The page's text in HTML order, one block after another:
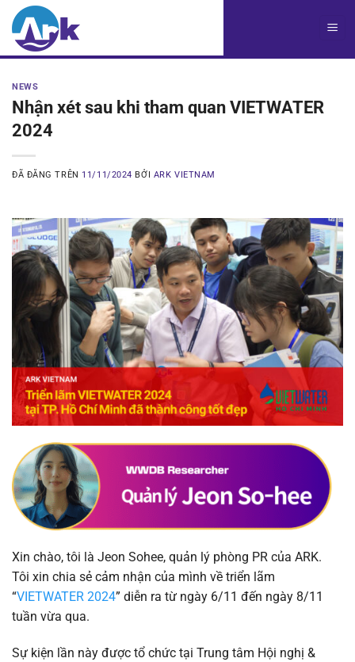
Chuyển
đến
NEWS
Nhận xét sau khi tham quan VIETWATER
2024
ĐÃ ĐĂNG TRÊN 11/11/2024 BỞI ARK VIETNAM
Xin chào, tôi là Jeon Sohee, quản lý phòng PR của ARK.
Tôi xin chia sẻ cảm nhận của mình về triển lãm
“VIETWATER 2024” diễn ra từ ngày 6/11 đến ngày 8/11
tuần vừa qua.
Sự kiện lần này được tổ chức tại Trung tâm Hội nghị &